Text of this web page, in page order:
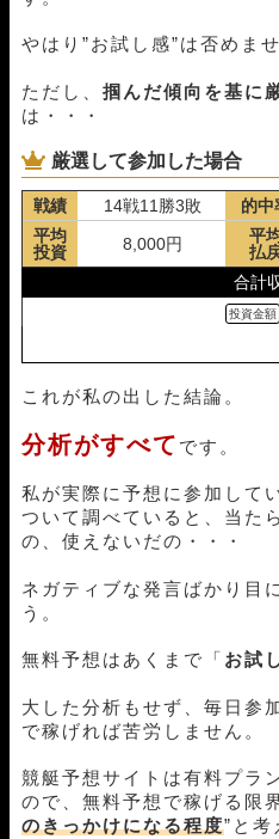
やはり”お試し感”は否めませ
ただし、 掴んだ傾向を基に
は・・・
厳選して参加した場合
戦績 14戦11勝3敗 的中
平均
投資
8,000円
平
払
合計
これが私の出した結論。
分析がすべて です。
私が実際に予想に参加して
ついて調べていると、当た
の、使えないだの・・・
ネガティブな発言ばかり目
う。
無料予想はあくまで「 お試
大した分析もせず、毎日参
で稼げれば苦労しません。
競艇予想サイトは有料プラ
ので、無料予想で稼げる限
のきっかけになる程度”と考